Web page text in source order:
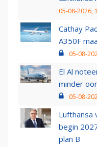
05-08-2026,
Cathay
A350F
05-08-
El Al
minder
05-08-
Lufthansa
begin
plan B